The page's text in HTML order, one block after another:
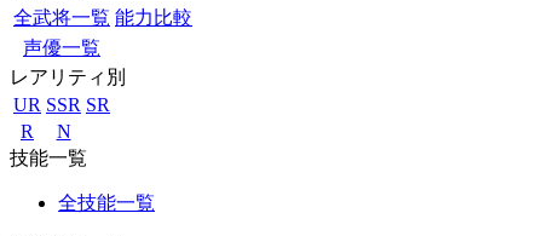
全武将一覧 能力比較
声優一覧
レアリティ別
UR SSR SR
R
N
技能一覧
全技能一覧